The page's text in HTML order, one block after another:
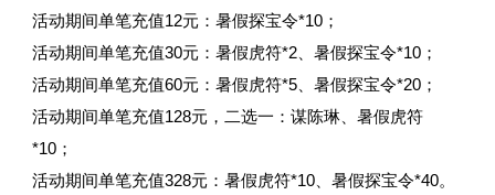
活动期间单笔充值12元：暑假探宝令*10；
活动期间单笔充值30元：暑假虎符*2、暑假探宝令*10；
活动期间单笔充值60元：暑假虎符*5、暑假探宝令*20；
活动期间单笔充值128元，二选一：谋陈琳、暑假虎符
*10；
活动期间单笔充值328元：暑假虎符*10、暑假探宝令*40。